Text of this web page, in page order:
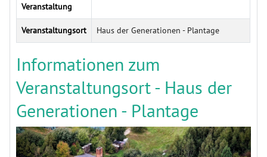
Veranstaltung
Veranstaltungsort Haus der Generationen - Plantage
Informationen zum
Veranstaltungsort - Haus der
Generationen - Plantage